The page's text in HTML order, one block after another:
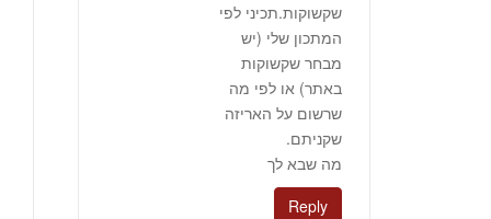
שקשוקות.תכיני לפי
המתכון שלי (יש
מבחר שקשוקות
באתר) או לפי מה
שרשום על האריזה
שקניתם.
מה שבא לך
Reply